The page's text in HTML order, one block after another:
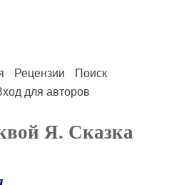
Рецензии
Поиск
для авторов
Я. Сказка